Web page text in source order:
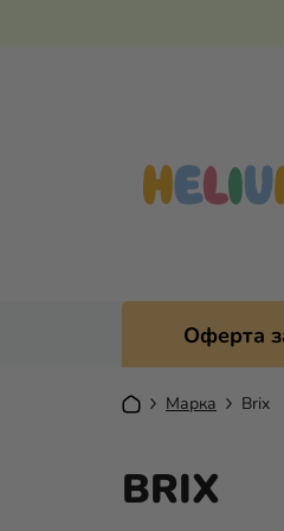
Оферта
НачалоМарка Brix
BRIX